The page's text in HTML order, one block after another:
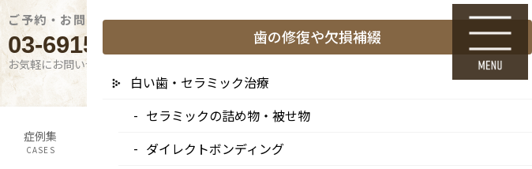
ご予約・お問い合わせはこちら
03-6915-1315
お気軽にお問い合わせください
24時間Web初診予約
採用エントリー
症例集
CASES Q&A FEE
歯の修復や欠損補綴
白い歯・セラミック治療
セラミックの詰め物・被せ物
ダイレクトボンディング